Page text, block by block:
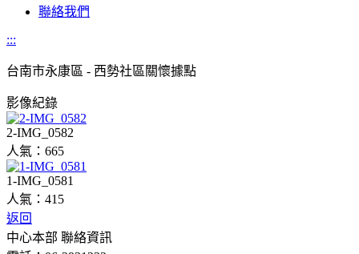
聯絡我們
:::
台南市永康區 - 西勢社區關懷據點
影像紀錄
2-IMG_0582
人氣：665
1-IMG_0581
人氣：415
返回
中心本部 聯絡資訊